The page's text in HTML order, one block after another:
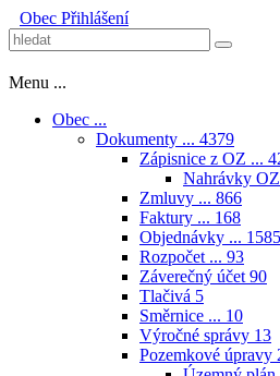
Obec Přihlášení
Menu ...
Obec ...
Dokumenty ... 4379
Zápisnice z OZ ...
Nahrávky
Zmluvy ... 866
Faktury ... 168
Objednávky ... 1585
Rozpočet ... 93
Záverečný účet 90
Tlačivá 5
Směrnice ... 10
Výročné správy 13
Pozemkové úpravy